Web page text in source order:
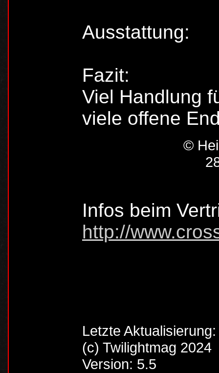
Ausstattung:
Fazit:
Viel Handlung
viele offene
©
Infos beim
http://
Letzte
(c) Twilightmag 2024
Version: 5.5